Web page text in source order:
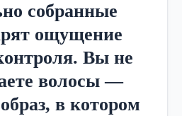
собранные
ощущение
Вы не
волосы —
в котором